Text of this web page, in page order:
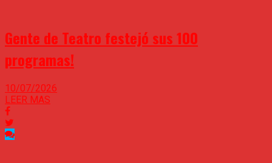
Gente de Teatro festejó sus 100
programas!
10/07/2026
LEER MAS